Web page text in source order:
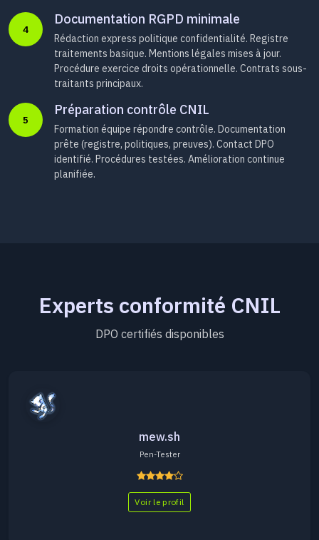
4
Documentation RGPD minimale
Rédaction express politique confidentialité. Registre
traitements basique. Mentions légales mises à jour.
Procédure exercice droits opérationnelle. Contrats sous-
traitants principaux.
5
Préparation contrôle CNIL
Formation équipe répondre contrôle. Documentation
prête (registre, politiques, preuves). Contact DPO
identifié. Procédures testées. Amélioration continue
planifiée.
Experts conformité CNIL
DPO certifiés disponibles
mew.sh
Pen-Tester
Voir le profil